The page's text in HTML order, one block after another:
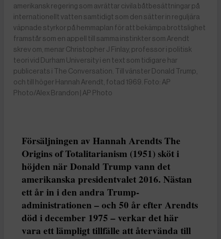
amerikansk regering som avrättar civila båtbesättningar på
internationellt vatten samtidigt som den sätter in reguljära
väpnade styrkor på hemmaplan för att bekämpa brottslighet
framstår som en appell till samma instinkter som Arendt
skrev om, menar Christopher J Finlay, professor i politisk
teori vid Durham University i en text som tidigare har
publicerats i The Conversation. Till vänster Donald Trump,
och till höger Hannah Arendt, fotad 1969. Foto: AP
Photo/Alex Brandon | AP Photo
Försäljningen av Hannah Arendts The
Origins of Totalitarianism (1951) sköt i
höjden när Donald Trump vann det
amerikanska presidentvalet 2016. Nästan
ett år in i den andra Trump-
administrationen – och 50 år efter Arendts
död i december 1975 – verkar det här
vara ett lämpligt tillfälle att återvända till